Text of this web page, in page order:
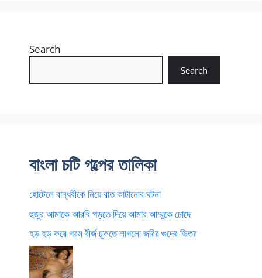
Search
Search
বাংলা চটি গল্পের তালিকা
হোটেলে বান্ধবীকে নিয়ে রাত কাটানোর ঘটনা
হুজুর আমাকে আরবি পড়তে দিয়ে আমার আম্মুকে চোদে
হড় হড় করে গরম বীর্জ ঢুকতে লাগলো জরির গুদের ভিতর